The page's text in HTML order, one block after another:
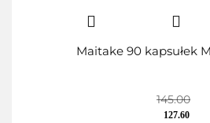
Maitake 90 kapsułek
145.00
127.60